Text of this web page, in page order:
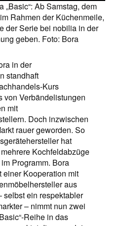
„Basic“: Ab Samstag, dem
Rahmen der Küchenmeile,
der Serie bei nobilia in der
geben. Foto: Bora
in der
standhaft
Kurs
von Verbändelistungen
mit
Doch inzwischen
rauer geworden. So
hat
Kochfeldabzüge
Programm. Bora
einer Kooperation mit
aus
selbst ein respektabler
– nimmt nun zwei
Reihe in das